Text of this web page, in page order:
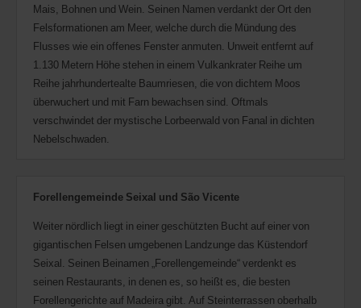
Mais, Bohnen und Wein. Seinen Namen verdankt der Ort den
Felsformationen am Meer, welche durch die Mündung des
Flusses wie ein offenes Fenster anmuten. Unweit entfernt auf
1.130 Metern Höhe stehen in einem Vulkankrater Reihe um
Reihe jahrhundertealte Baumriesen, die von dichtem Moos
überwuchert und mit Farn bewachsen sind. Oftmals
verschwindet der mystische Lorbeerwald von Fanal in dichten
Nebelschwaden.
Forellengemeinde Seixal und São Vicente
Weiter nördlich liegt in einer geschützten Bucht auf einer von
gigantischen Felsen umgebenen Landzunge das Küstendorf
Seixal. Seinen Beinamen „Forellengemeinde“ verdenkt es
seinen Restaurants, in denen es, so heißt es, die besten
Forellengerichte auf Madeira gibt. Auf Steinterrassen oberhalb